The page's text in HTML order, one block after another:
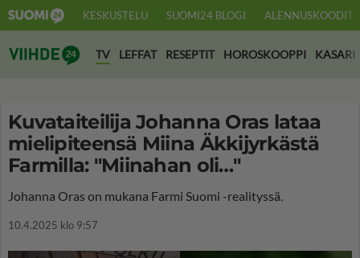
KESKUSTELU SUOMI24 BLOGI ALENNUSKOODIT
Suomi24 Viihde
TV LEFFAT RESEPTIT HOROSKOOPPI KASARI
Kuvataiteilija Johanna Oras lataa
mielipiteensä Miina Äkkijyrkästä
Farmilla: "Miinahan oli…"
Johanna Oras on mukana Farmi Suomi -realityssä.
10.4.2025 klo 9:57